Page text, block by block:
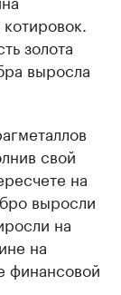
золота
выросла
свой
на
выросли
на
на
финансовой